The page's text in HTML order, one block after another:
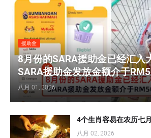
援助金
8月份的SARA援助金已经汇入
SARA援助金发放金额介于
八月 01, 2026
4个生肖容易在农历七
八月 02, 2026